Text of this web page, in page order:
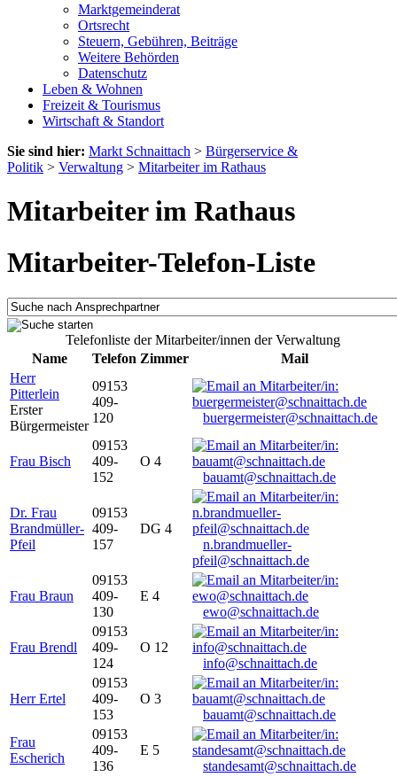
Marktgemeinderat
Ortsrecht
Steuern, Gebühren, Beiträge
Weitere Behörden
Datenschutz
Leben & Wohnen
Freizeit & Tourismus
Wirtschaft & Standort
Sie sind hier: Markt Schnaittach > Bürgerservice &
Politik > Verwaltung > Mitarbeiter im Rathaus
Mitarbeiter im Rathaus
Mitarbeiter-Telefon-Liste
Telefonliste der Mitarbeiter/innen der Verwaltung
Name
Telefon Zimmer
Mail
Herr
Pitterlein
Erster
Bürgermeister
09153
409-
120
buergermeister@schnaittach.de
Frau Bisch
09153
409-
152
O 4
bauamt@schnaittach.de
Dr. Frau
Brandmüller-
Pfeil
09153
409-
157
DG 4
n.brandmueller-
pfeil@schnaittach.de
Frau Braun
09153
409-
130
E 4
ewo@schnaittach.de
Frau Brendl
09153
409-
124
O 12
info@schnaittach.de
Herr Ertel
09153
409-
153
O 3
bauamt@schnaittach.de
Frau
Escherich
09153
409-
136
E 5
standesamt@schnaittach.de